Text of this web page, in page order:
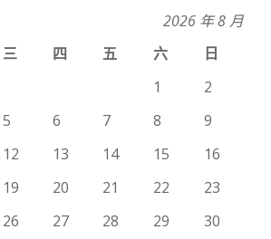
2026 年 8 月
三 四 五 六
日
1
2
5 6 7 8
9
12 13 14 15
16
19 20 21 22
23
26 27 28 29
30